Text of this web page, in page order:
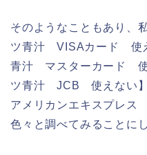
そのようなこともあり、
ツ青汁 VISAカード 使
青汁 マスターカード 使
ツ青汁 JCB 使えない
アメリカンエキスプレ
色々と調べてみることに